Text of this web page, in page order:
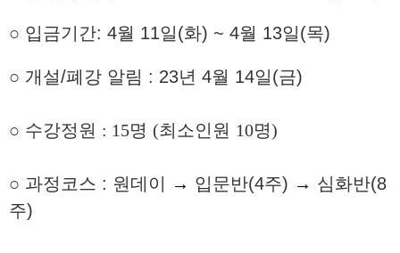
○ 입금기간: 4월 11일(화) ~ 4월 13일(목)
○ 개설/폐강 알림 : 23년 4월 14일(금)
○ 수강정원 : 15명 (최소인원 10명)
○ 과정코스 : 원데이 → 입문반(4주) → 심화반(8
주)